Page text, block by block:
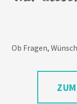
Ob Fragen,